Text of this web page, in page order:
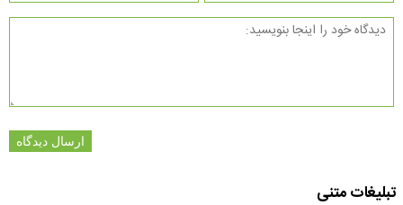
ارسال دیدگاه
تبلیغات متنی